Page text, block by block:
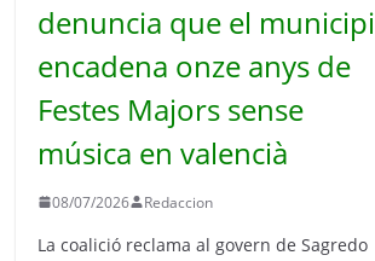
denuncia que el municipi
encadena onze anys de
Festes Majors sense
música en valencià
08/07/2026 Redaccion
La coalició reclama al govern de Sagredo